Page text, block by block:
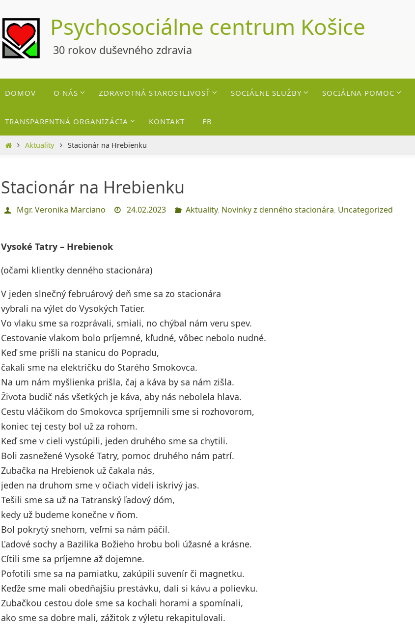
to
content
Psychosociálne centrum Košice
30 rokov duševného zdravia
toDOMOV O NÁS ZDRAVOTNÁ STAROSTLIVOSŤ SOCIÁLNE SLUŽBY SOCIÁLNA POMOC
TRANSPARENTNÁ ORGANIZÁCIA KONTAKT FB
HomeAktuality Stacionár na Hrebienku
Stacionár na Hrebienku
Mgr. Veronika Marciano 24.02.2023 Aktuality, Novinky z denného stacionára, Uncategorized
Vysoké Tatry – Hrebienok
(očami klientky denného stacionára)
V jeden slnečný februárový deň sme sa zo stacionára
vybrali na výlet do Vysokých Tatier.
Vo vlaku sme sa rozprávali, smiali, no chýbal nám veru spev.
Cestovanie vlakom bolo príjemné, kľudné, vôbec nebolo nudné.
Keď sme prišli na stanicu do Popradu,
čakali sme na električku do Starého Smokovca.
Na um nám myšlienka prišla, čaj a káva by sa nám zišla.
Života budič nás všetkých je káva, aby nás nebolela hlava.
Cestu vláčikom do Smokovca spríjemnili sme si rozhovorom,
koniec tej cesty bol už za rohom.
Keď sme v cieli vystúpili, jeden druhého sme sa chytili.
Boli zasnežené Vysoké Tatry, pomoc druhého nám patrí.
Zubačka na Hrebienok už čakala nás,
jeden na druhom sme v očiach videli iskrivý jas.
Tešili sme sa už na Tatranský ľadový dóm,
kedy už budeme konečne v ňom.
Bol pokrytý snehom, veľmi sa nám páčil.
Ľadové sochy a Bazilika Božieho hrobu boli úžasné a krásne.
Cítili sme sa príjemne až dojemne.
Pofotili sme sa na pamiatku, zakúpili suvenír či magnetku.
Keďže sme mali obedňajšiu prestávku, dali si kávu a polievku.
Zubačkou cestou dole sme sa kochali horami a spomínali,
ako sme sa dobre mali, zážitok z výletu rekapitulovali.